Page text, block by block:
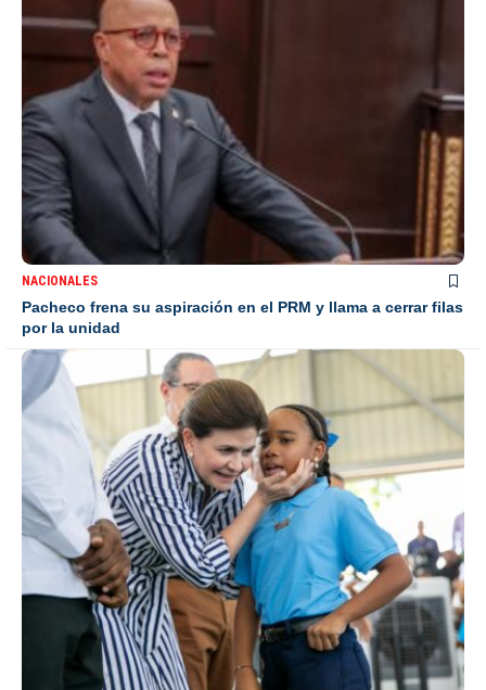
NACIONALES
Pacheco frena su aspiración en el PRM y llama a cerrar filas
por la unidad